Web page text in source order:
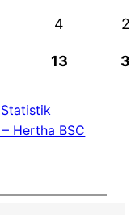
4
13
Statistik
Hertha BSC